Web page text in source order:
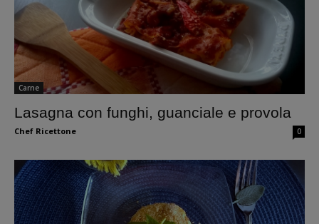
Carne
Lasagna con funghi, guanciale e provola
Chef Ricettone 0